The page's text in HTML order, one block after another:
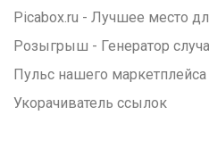
Picabox.ru - Лучшее место
Розыгрыш - Генератор
Пульс нашего маркетплейса
Укорачиватель ссылок